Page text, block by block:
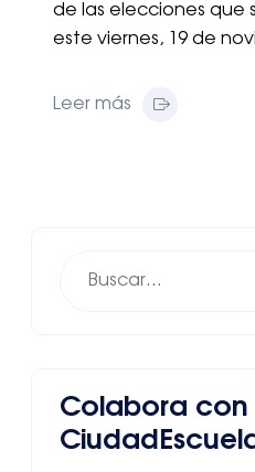
de las elecciones que
este viernes, 19 de
Leer más
Colabora con